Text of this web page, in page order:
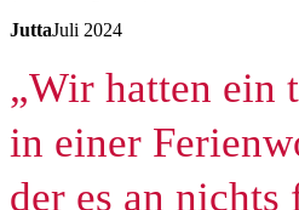
JuttaJuli 2024
„Wir hatten ein
in einer
der es an nichts